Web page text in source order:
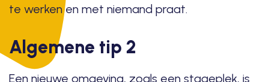
te werken en met niemand praat.
Algemene tip 2
Een nieuwe omgeving, zoals een stageplek, is